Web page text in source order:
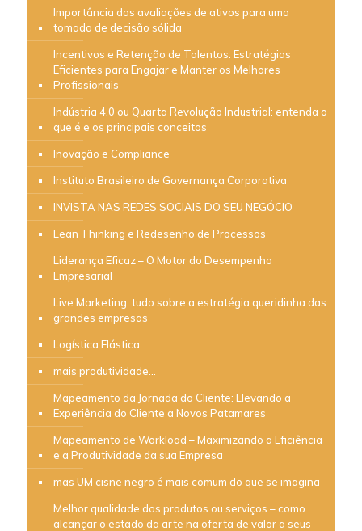
Importância das avaliações de ativos para uma
tomada de decisão sólida
Incentivos e Retenção de Talentos: Estratégias
Eficientes para Engajar e Manter os Melhores
Profissionais
Indústria 4.0 ou Quarta Revolução Industrial: entenda o
que é e os principais conceitos
Inovação e Compliance
Instituto Brasileiro de Governança Corporativa
INVISTA NAS REDES SOCIAIS DO SEU NEGÓCIO
Lean Thinking e Redesenho de Processos
Liderança Eficaz – O Motor do Desempenho
Empresarial
Live Marketing: tudo sobre a estratégia queridinha das
grandes empresas
Logística Elástica
mais produtividade…
Mapeamento da Jornada do Cliente: Elevando a
Experiência do Cliente a Novos Patamares
Mapeamento de Workload – Maximizando a Eficiência
e a Produtividade da sua Empresa
mas UM cisne negro é mais comum do que se imagina
Melhor qualidade dos produtos ou serviços – como
alcançar o estado da arte na oferta de valor a seus